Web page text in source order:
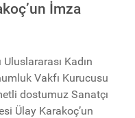
İmza
Kadın
Vakfı Kurucusu
dostumuz Sanatçı
Ülay Karakoç’un